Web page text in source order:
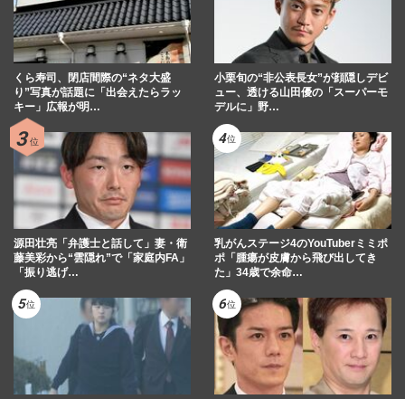
くら寿司、閉店間際の“ネタ大盛
り”写真が話題に「出会えたらラッ
キー」広報が明…
小栗旬の“非公表長女”が顔隠しデビ
ュー、透ける山田優の「スーパーモ
デルに」野…
源田壮亮「弁護士と話して」妻・衛
藤美彩から“雲隠れ”で「家庭内FA」
「振り逃げ…
乳がんステージ4のYouTuberミミポ
ポ「腫瘍が皮膚から飛び出してき
た」34歳で余命…